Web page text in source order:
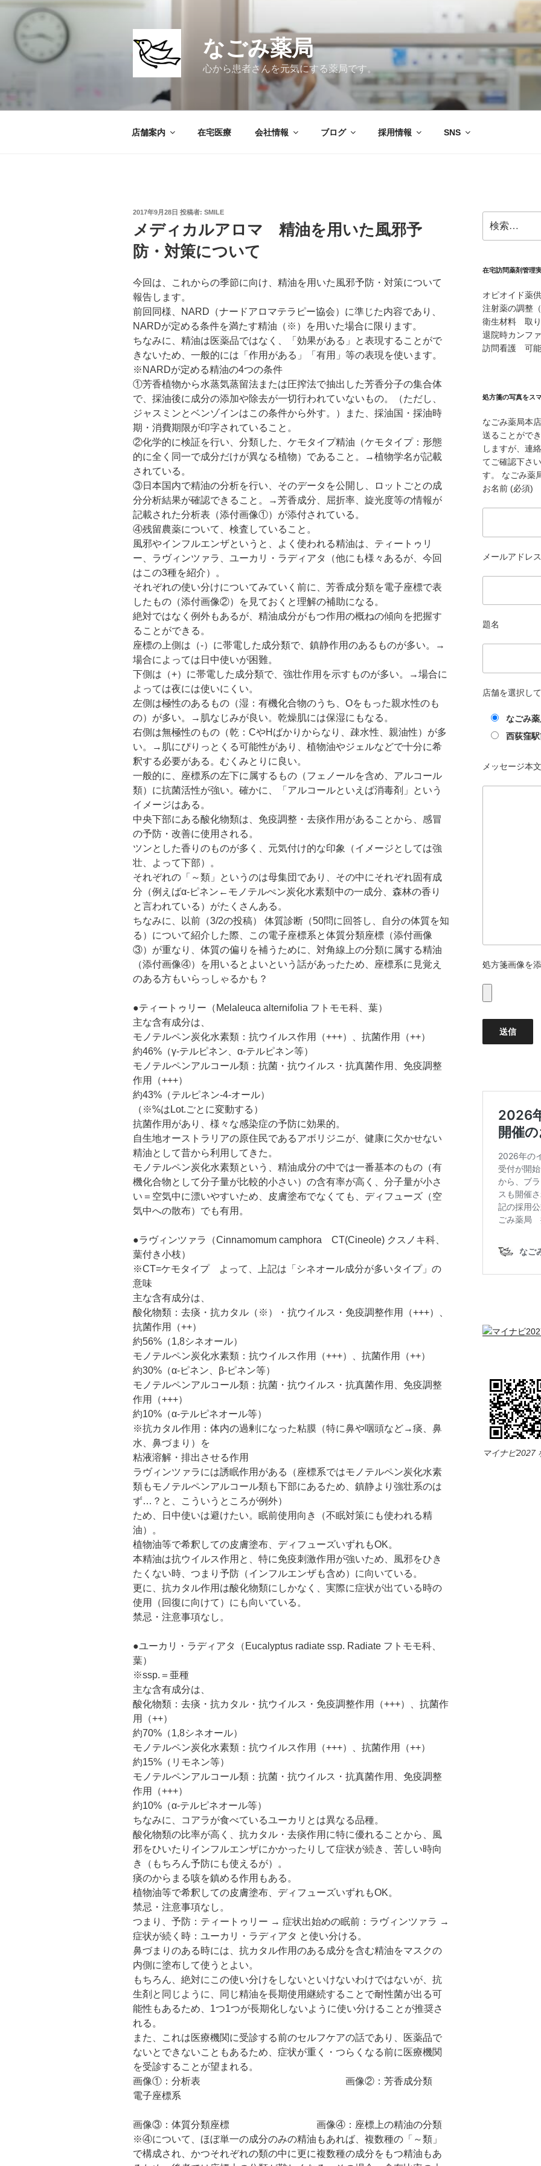
コ
キ
なごみ薬局
心から患者さんを元気にする薬局です。
店舗案内 在宅医療 会社情報 ブログ 採用情報 SNS
投
日:
2017年9月28日 投稿者: SMILE
メディカルアロマ 精油を用いた風邪予
防・対策について
今回は、これからの季節に向け、精油を用いた風邪予防・対策について
報告します。
前回同様、NARD（ナードアロマテラピー協会）に準じた内容であり、
NARDが定める条件を満たす精油（※）を用いた場合に限ります。
ちなみに、精油は医薬品ではなく、「効果がある」と表現することがで
きないため、一般的には「作用がある」「有用」等の表現を使います。
※NARDが定める精油の4つの条件
①芳香植物から水蒸気蒸留法または圧搾法で抽出した芳香分子の集合体
で、採油後に成分の添加や除去が一切行われていないもの。（ただし、
ジャスミンとベンゾインはこの条件から外す。）また、採油国・採油時
期・消費期限が印字されていること。
②化学的に検証を行い、分類した、ケモタイプ精油（ケモタイプ：形態
的に全く同一で成分だけが異なる植物）であること。→植物学名が記載
されている。
③日本国内で精油の分析を行い、そのデータを公開し、ロットごとの成
分分析結果が確認できること。→芳香成分、屈折率、旋光度等の情報が
記載された分析表（添付画像①）が添付されている。
④残留農薬について、検査していること。
風邪やインフルエンザというと、よく使われる精油は、ティートゥリ
ー、ラヴィンツァラ、ユーカリ・ラディアタ（他にも様々あるが、今回
はこの3種を紹介）。
それぞれの使い分けについてみていく前に、芳香成分類を電子座標で表
したもの（添付画像②）を見ておくと理解の補助になる。
絶対ではなく例外もあるが、精油成分がもつ作用の概ねの傾向を把握す
ることができる。
座標の上側は（-）に帯電した成分類で、鎮静作用のあるものが多い。→
場合によっては日中使いが困難。
下側は（+）に帯電した成分類で、強壮作用を示すものが多い。→場合に
よっては夜には使いにくい。
左側は極性のあるもの（湿：有機化合物のうち、Oをもった親水性のも
の）が多い。→肌なじみが良い。乾燥肌には保湿にもなる。
右側は無極性のもの（乾：CやHばかりからなり、疎水性、親油性）が多
い。→肌にぴりっとくる可能性があり、植物油やジェルなどで十分に希
釈する必要がある。むくみとりに良い。
一般的に、座標系の左下に属するもの（フェノールを含め、アルコール
類）に抗菌活性が強い。確かに、「アルコールといえば消毒剤」という
イメージはある。
中央下部にある酸化物類は、免疫調整・去痰作用があることから、感冒
の予防・改善に使用される。
ツンとした香りのものが多く、元気付け的な印象（イメージとしては強
壮、よって下部）。
それぞれの「～類」というのは母集団であり、その中にそれぞれ固有成
分（例えばα-ピネン←モノテルぺン炭化水素類中の一成分、森林の香り
と言われている）がたくさんある。
ちなみに、以前（3/2の投稿） 体質診断（50問に回答し、自分の体質を知
る）について紹介した際、この電子座標系と体質分類座標（添付画像
③）が重なり、体質の偏りを補うために、対角線上の分類に属する精油
（添付画像④）を用いるとよいという話があったため、座標系に見覚え
のある方もいらっしゃるかも？
●ティートゥリー（Melaleuca alternifolia フトモモ科、葉）
主な含有成分は、
モノテルペン炭化水素類：抗ウイルス作用（+++）、抗菌作用（++）
約46%（γ-テルピネン、α-テルピネン等）
モノテルペンアルコール類：抗菌・抗ウイルス・抗真菌作用、免疫調整
作用（+++）
約43%（テルピネン-4-オール）
（※%はLot.ごとに変動する）
抗菌作用があり、様々な感染症の予防に効果的。
自生地オーストラリアの原住民であるアボリジニが、健康に欠かせない
精油として昔から利用してきた。
モノテルペン炭化水素類という、精油成分の中では一番基本のもの（有
機化合物として分子量が比較的小さい）の含有率が高く、分子量が小さ
い＝空気中に漂いやすいため、皮膚塗布でなくても、ディフューズ（空
気中への散布）でも有用。
●ラヴィンツァラ（Cinnamomum camphora CT(Cineole) クスノキ科、
葉付き小枝）
※CT=ケモタイプ よって、上記は「シネオール成分が多いタイプ」の
意味
主な含有成分は、
酸化物類：去痰・抗カタル（※）・抗ウイルス・免疫調整作用（+++）、
抗菌作用（++）
約56%（1,8シネオール）
モノテルペン炭化水素類：抗ウイルス作用（+++）、抗菌作用（++）
約30%（α-ピネン、β-ピネン等）
モノテルペンアルコール類：抗菌・抗ウイルス・抗真菌作用、免疫調整
作用（+++）
約10%（α-テルピネオール等）
※抗カタル作用：体内の過剰になった粘膜（特に鼻や咽頭など→痰、鼻
水、鼻づまり）を
粘液溶解・排出させる作用
ラヴィンツァラには誘眠作用がある（座標系ではモノテルペン炭化水素
類もモノテルペンアルコール類も下部にあるため、鎮静より強壮系のは
ず…？と、こういうところが例外）
ため、日中使いは避けたい。眠前使用向き（不眠対策にも使われる精
油）。
植物油等で希釈しての皮膚塗布、ディフューズいずれもOK。
本精油は抗ウイルス作用と、特に免疫刺激作用が強いため、風邪をひき
たくない時、つまり予防（インフルエンザも含め）に向いている。
更に、抗カタル作用は酸化物類にしかなく、実際に症状が出ている時の
使用（回復に向けて）にも向いている。
禁忌・注意事項なし。
●ユーカリ・ラディアタ（Eucalyptus radiate ssp. Radiate フトモモ科、
葉）
※ssp.＝亜種
主な含有成分は、
酸化物類：去痰・抗カタル・抗ウイルス・免疫調整作用（+++）、抗菌作
用（++）
約70%（1,8シネオール）
モノテルペン炭化水素類：抗ウイルス作用（+++）、抗菌作用（++）
約15%（リモネン等）
モノテルペンアルコール類：抗菌・抗ウイルス・抗真菌作用、免疫調整
作用（+++）
約10%（α-テルピネオール等）
ちなみに、コアラが食べているユーカリとは異なる品種。
酸化物類の比率が高く、抗カタル・去痰作用に特に優れることから、風
邪をひいたりインフルエンザにかかったりして症状が続き、苦しい時向
き（もちろん予防にも使えるが）。
痰のからまる咳を鎮める作用もある。
植物油等で希釈しての皮膚塗布、ディフューズいずれもOK。
禁忌・注意事項なし。
つまり、予防：ティートゥリー → 症状出始めの眠前：ラヴィンツァラ →
症状が続く時：ユーカリ・ラディアタ と使い分ける。
鼻づまりのある時には、抗カタル作用のある成分を含む精油をマスクの
内側に塗布して使うとよい。
もちろん、絶対にこの使い分けをしないといけないわけではないが、抗
生剤と同じように、同じ精油を長期使用継続することで耐性菌が出る可
能性もあるため、1つ1つが長期化しないように使い分けることが推奨さ
れる。
また、これは医療機関に受診する前のセルフケアの話であり、医薬品で
ないとできないこともあるため、症状が重く・つらくなる前に医療機関
を受診することが望まれる。
画像①：分析表 画像②：芳香成分類
電子座標系
画像③：体質分類座標 画像④：座標上の精油の分類
※④について、ほぼ単一の成分のみの精油もあれば、複数種の「～類」
で構成され、かつそれぞれの類の中に更に複数種の成分をもつ精油もあ
索:
在宅訪問薬剤管理
オピオイド薬
注射薬の調整
衛生材料 取
退院時カンフ
訪問看護 可能
処方箋の写真をス
なごみ薬局本
送ることがで
しますが、連
てご確認下さ
す。 なごみ薬
お名前 (必須)
メールアドレ
題名
店舗を選択し
なごみ
西荻窪
メッセージ本文
処方箋画像を添
マイナビ2027